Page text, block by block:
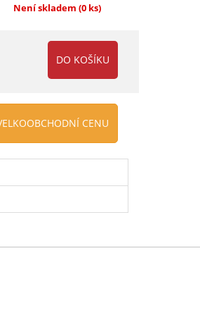
Není skladem (0 ks)
CENU